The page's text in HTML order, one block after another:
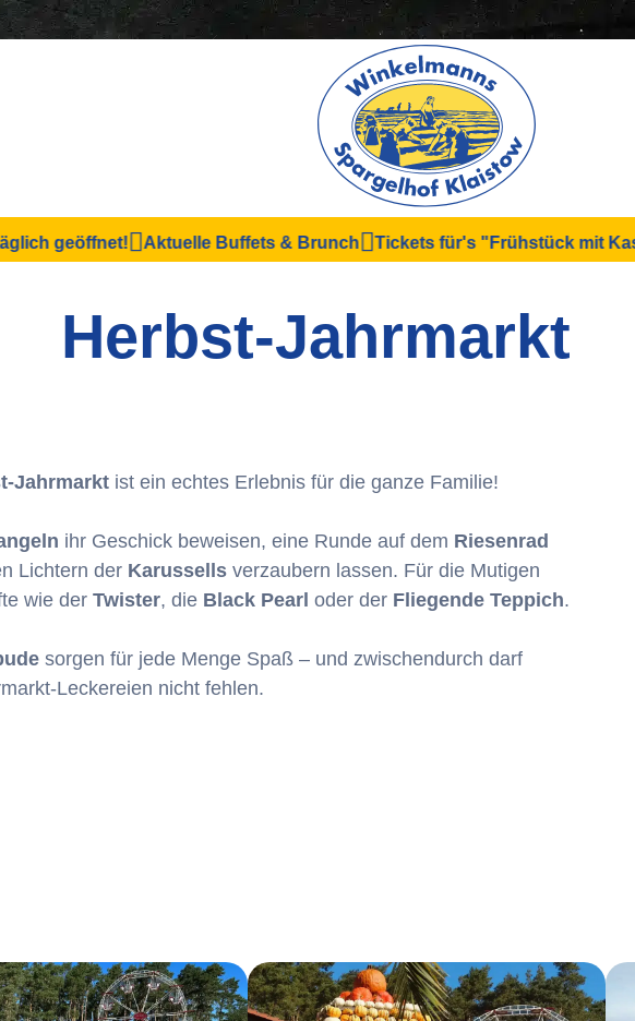
geöffnet! Aktuelle Buffets & Brunch Tickets für's "Frühstück mit Kaspar"
Herbst-Jahrmarkt
Jahrmarkt ist ein echtes Erlebnis für die ganze Familie!
ihr Geschick beweisen, eine Runde auf dem Riesenrad
Lichtern der Karussells verzaubern lassen. Für die Mutigen
wie der Twister, die Black Pearl oder der Fliegende Teppich.
sorgen für jede Menge Spaß – und zwischendurch darf
Leckereien nicht fehlen.